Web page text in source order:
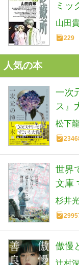
ミッ
山田
229
人気の本
一次
ス』
松下
世界
文庫
杉井
傲慢